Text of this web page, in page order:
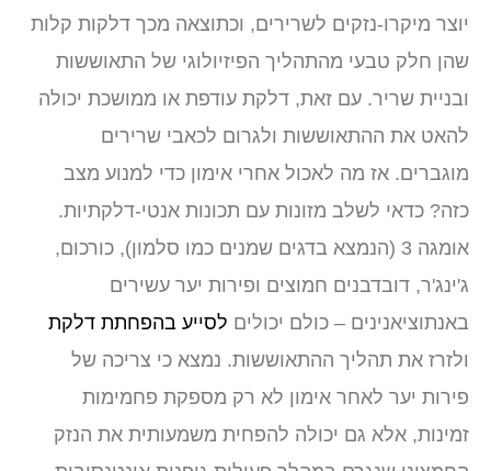
יוצר מיקרו-נזקים לשרירים, וכתוצאה מכך דלקות קלות
שהן חלק טבעי מהתהליך הפיזיולוגי של התאוששות
ובניית שריר. עם זאת, דלקת עודפת או ממושכת יכולה
להאט את ההתאוששות ולגרום לכאבי שרירים
מוגברים. אז מה לאכול אחרי אימון כדי למנוע מצב
כזה? כדאי לשלב מזונות עם תכונות אנטי-דלקתיות.
אומגה 3 (הנמצא בדגים שמנים כמו סלמון), כורכום,
ג'ינג'ר, דובדבנים חמוצים ופירות יער עשירים
באנתוציאנינים – כולם יכוליםלסייע בהפחתת דלקת
ולזרז את תהליך ההתאוששות. נמצא כי צריכה של
פירות יער לאחר אימון לא רק מספקת פחמימות
זמינות, אלא גם יכולה להפחית משמעותית את הנזק